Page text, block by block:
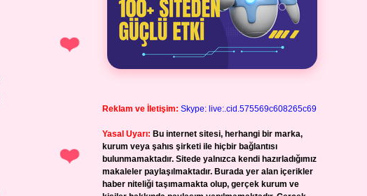
Reklam ve İletişim: Skype: live:.cid.575569c608265c69
Yasal Uyarı: Bu internet sitesi, herhangi bir marka,
kurum veya şahıs şirketi ile hiçbir bağlantısı
bulunmamaktadır. Sitede yalnızca kendi hazırladığımız
makaleler paylaşılmaktadır. Burada yer alan içerikler
haber niteliği taşımamakta olup, gerçek kurum ve